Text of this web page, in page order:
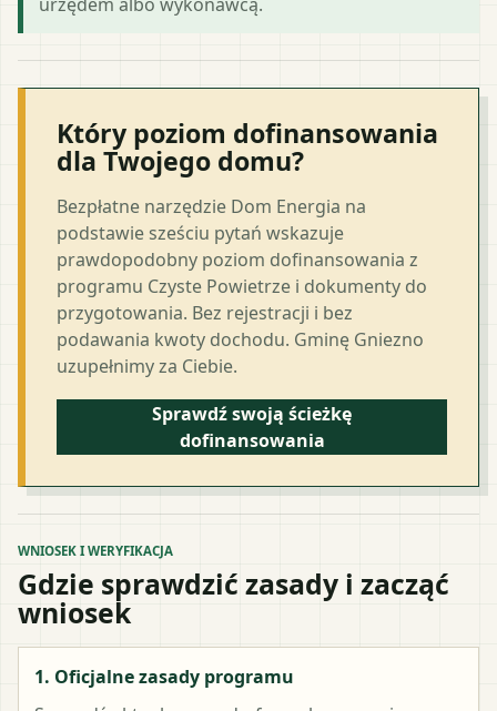
Który poziom dofinansowania
dla Twojego domu?
Bezpłatne narzędzie Dom Energia na
podstawie sześciu pytań wskazuje
prawdopodobny poziom dofinansowania z
programu Czyste Powietrze i dokumenty do
przygotowania. Bez rejestracji i bez
podawania kwoty dochodu. Gminę Gniezno
uzupełnimy za Ciebie.
Sprawdź swoją ścieżkę
dofinansowania
WNIOSEK I WERYFIKACJA
Gdzie sprawdzić zasady i zacząć
wniosek
1. Oficjalne zasady programu